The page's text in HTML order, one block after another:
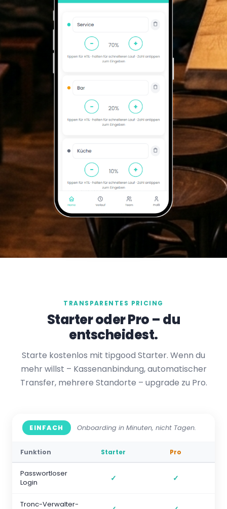
TRANSPARENTES PRICING
Starter oder Pro – du
entscheidest.
Starte kostenlos mit tipgood Starter. Wenn du
mehr willst – Kassenanbindung, automatischer
Transfer, mehrere Standorte – upgrade zu Pro.
EINFACH Onboarding in Minuten, nicht Tagen.
Funktion Starter Pro
Passwortloser
Login
✓ ✓
Tronc-Verwalter-